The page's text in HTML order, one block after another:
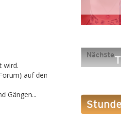
wird.
auf den
Gängen...